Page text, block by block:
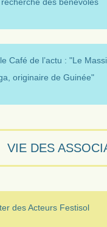
des bénévoles
Café de l’actu : "Le
originaire de Guinée"
VIE DES
des Acteurs Festisol